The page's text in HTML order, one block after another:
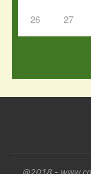
26 27
@2018 -